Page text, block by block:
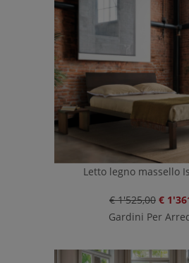
Letto legno massello
€ 1'525,00 €
Gardini Per